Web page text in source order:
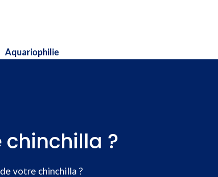
Aquariophilie
?
votre chinchilla ?